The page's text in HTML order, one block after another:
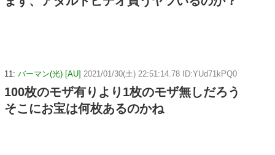
11: バーマン(光) [AU] 2021/01/30(土) 22:51:14.78 ID:YUd71kPQ0
100枚のモザ有りより1枚のモザ無しだろう
そこにお宝は何枚あるのかね